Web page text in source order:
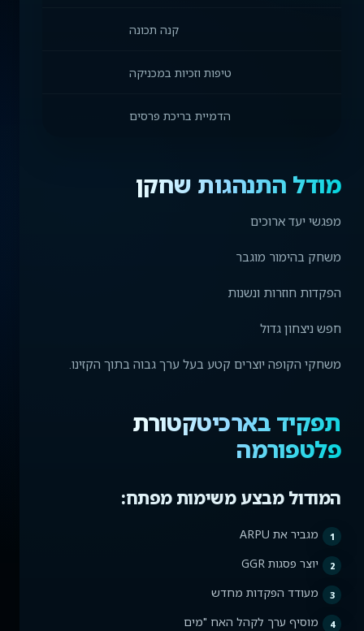
קנה תכונה
טיפות וזכיות במכניקה
הדמיית בריכת פרסים
מודל התנהגות שחקן
מפגשי יעד ארוכים
משחק בהימור מוגבר
הפקדות חוזרות ונשנות
חפש ניצחון גדול
משחקי הקופה יוצרים קטע בעל ערך גבוה בתוך הקזינו.
תפקיד בארכיטקטורת
פלטפורמה
המודול מבצע משימות מפתח:
מגביר את ARPU
יוצר פסגות GGR
מעודד הפקדות מחדש
מוסיף ערך לקהל האח "מים